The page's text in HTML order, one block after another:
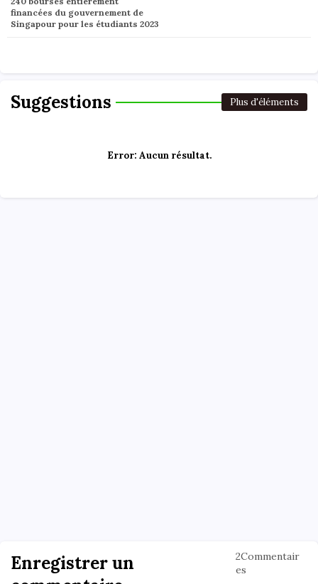
financées du gouvernement de
Singapour pour les étudiants 2023
Suggestions Plus d'éléments
Error: Aucun résultat.
Enregistrer un
2Commentair
es